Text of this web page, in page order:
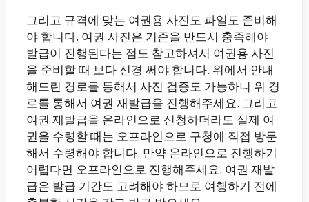
그리고 규격에 맞는 여권용 사진도 파일도 준비해
야 합니다. 여권 사진은 기준을 반드시 충족해야
발급이 진행된다는 점도 참고하셔서 여권용 사진
을 준비할 때 보다 신경 써야 합니다. 위에서 안내
해드린 경로를 통해서 사진 검증도 가능하니 위 경
로를 통해서 여권 재발급을 진행해주세요. 그리고
여권 재발급을 온라인으로 신청하더라도 실제 여
권을 수령할 때는 오프라인으로 구청에 직접 방문
해서 수령해야 합니다. 만약 온라인으로 진행하기
어렵다면 오프라인으로 진행해주세요. 여권 재발
급은 발급 기간도 고려해야 하므로 여행하기 전에